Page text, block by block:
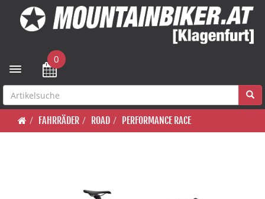
Toggle navigation
0
FAHRRÄDER ROAD PERFORMANCE RACE